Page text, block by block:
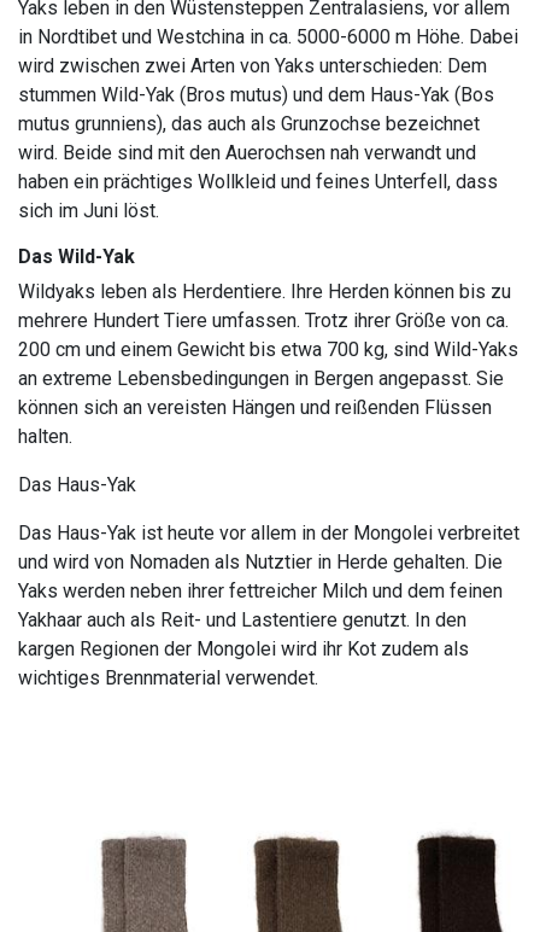
Yaks leben in den Wüstensteppen Zentralasiens, vor allem
in Nordtibet und Westchina in ca. 5000-6000 m Höhe. Dabei
wird zwischen zwei Arten von Yaks unterschieden: Dem
stummen Wild-Yak (Bros mutus) und dem Haus-Yak (Bos
mutus grunniens), das auch als Grunzochse bezeichnet
wird. Beide sind mit den Auerochsen nah verwandt und
haben ein prächtiges Wollkleid und feines Unterfell, dass
sich im Juni löst.
Das Wild-Yak
Wildyaks leben als Herdentiere. Ihre Herden können bis zu
mehrere Hundert Tiere umfassen. Trotz ihrer Größe von ca.
200 cm und einem Gewicht bis etwa 700 kg, sind Wild-Yaks
an extreme Lebensbedingungen in Bergen angepasst. Sie
können sich an vereisten Hängen und reißenden Flüssen
halten.
Das Haus-Yak
Das Haus-Yak ist heute vor allem in der Mongolei verbreitet
und wird von Nomaden als Nutztier in Herde gehalten. Die
Yaks werden neben ihrer fettreicher Milch und dem feinen
Yakhaar auch als Reit- und Lastentiere genutzt. In den
kargen Regionen der Mongolei wird ihr Kot zudem als
wichtiges Brennmaterial verwendet.